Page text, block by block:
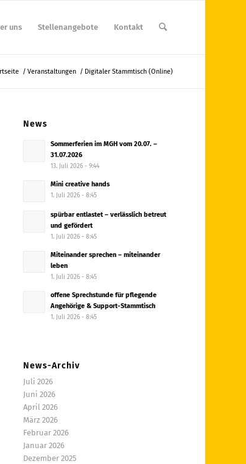
uns Stellenangebote Kontakt
/ Veranstaltungen / Digitaler Stammtisch (Online)
News
Sommerferien im MGH vom 20.07. –
31.07.2026
13. Juli 2026 - 9:44
Mini creative hands
1. Juli 2026 - 8:45
spürbar entlastet – verlässlich betreut
und gefördert
1. Juli 2026 - 8:45
Miteinander sprechen – miteinander
leben
1. Juli 2026 - 8:45
offene Sprechstunde für pflegende
Angehörige & Support-Stammtisch
1. Juli 2026 - 8:45
News-Archiv
Juli 2026
Juni 2026
April 2026
März 2026
Februar 2026
Januar 2026
Dezember 2025